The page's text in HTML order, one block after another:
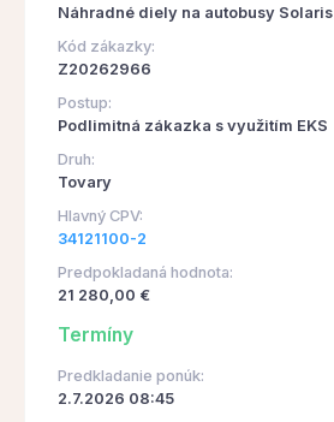
Náhradné diely na autobusy Solaris
Kód zákazky:
Z20262966
Postup:
Podlimitná zákazka s využitím EKS
Druh:
Tovary
Hlavný CPV:
34121100-2
Predpokladaná hodnota:
21 280,00 €
Termíny
Predkladanie ponúk:
2.7.2026 08:45